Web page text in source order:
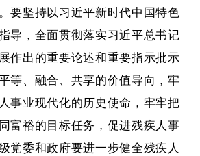
要坚持以习近平新时代中国特色
导，全面贯彻落实习近平总书记
作出的重要论述和重要指示批示
等、融合、共享的价值导向，牢
事业现代化的历史使命，牢牢把
富裕的目标任务，促进残疾人事
党委和政府要进一步健全残疾人